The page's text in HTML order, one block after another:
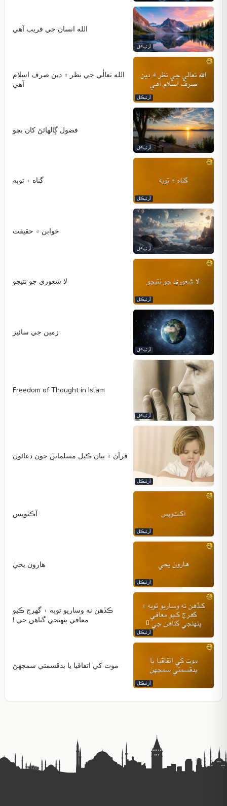
آرٽيڪل
الله انسان جي قريب آهي
آرٽيڪل
الله تعالٰي جي نظر ۾ دين صرف اسلام
آهي
آرٽيڪل
فضول ڳالهائڻ کان بچو
آرٽيڪل
گناه ۽ توبه
آرٽيڪل
خوابن ۾ حقيقت
آرٽيڪل
لا شعوري جو نتيجو
آرٽيڪل
زمين جي سائيز
آرٽيڪل
Freedom of Thought in Islam
آرٽيڪل
قرآن ۾ بيان ڪيل مسلمانن جون دعائون
آرٽيڪل
آڪٽوپس
آرٽيڪل
هارون يحيٰ
آرٽيڪل
ڪڏهن نه وساريو توبه ۽ گھرج ڪيو
معافي پنهنجي گناهن جي !
آرٽيڪل
موت کي اتفاقيا يا بدقسمتي سمجهڻ